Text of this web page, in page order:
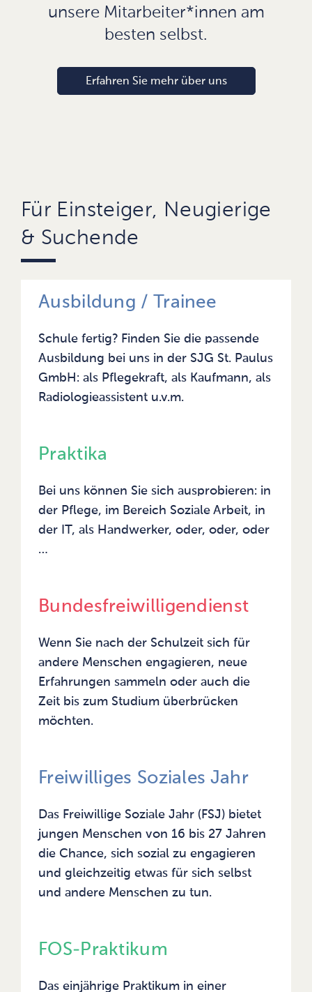
unsere Mitarbeiter*innen am
besten selbst.
Erfahren Sie mehr über uns
Für Einsteiger, Neugierige
& Suchende
Ausbildung / Trainee
Schule fertig? Finden Sie die passende
Ausbildung bei uns in der SJG St. Paulus
GmbH: als Pflegekraft, als Kaufmann, als
Radiologieassistent u.v.m.
Praktika
Bei uns können Sie sich ausprobieren: in
der Pflege, im Bereich Soziale Arbeit, in
der IT, als Handwerker, oder, oder, oder
…
Bundesfreiwilligendienst
Wenn Sie nach der Schulzeit sich für
andere Menschen engagieren, neue
Erfahrungen sammeln oder auch die
Zeit bis zum Studium überbrücken
möchten.
Freiwilliges Soziales Jahr
Das Freiwillige Soziale Jahr (FSJ) bietet
jungen Menschen von 16 bis 27 Jahren
die Chance, sich sozial zu engagieren
und gleichzeitig etwas für sich selbst
und andere Menschen zu tun.
FOS-Praktikum
Das einjährige Praktikum in einer